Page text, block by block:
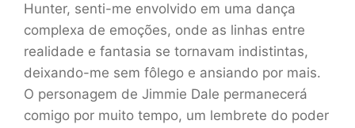
Hunter, senti-me envolvido em uma dança
complexa de emoções, onde as linhas entre
realidade e fantasia se tornavam indistintas,
deixando-me sem fôlego e ansiando por mais.
O personagem de Jimmie Dale permanecerá
comigo por muito tempo, um lembrete do poder